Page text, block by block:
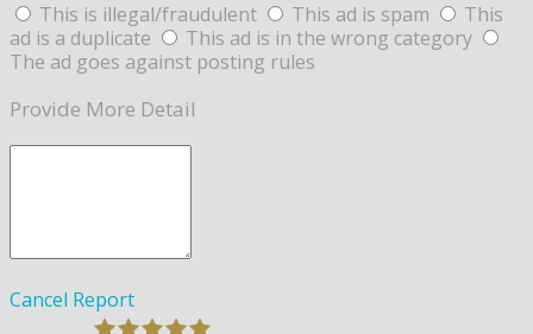
This is illegal/fraudulent This ad is spam
This
ad is a duplicate
This ad is in the wrong category
The ad goes against posting rules
Provide More Detail
Cancel Report